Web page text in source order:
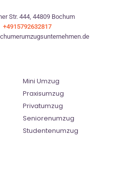
Str. 444, 44809 Bochum
+4915792632817
Mini Umzug
Praxisumzug
Privatumzug
Seniorenumzug
Studentenumzug